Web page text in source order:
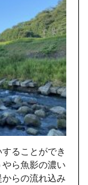
ることができ
ら魚影の濃い
らの流れ込み